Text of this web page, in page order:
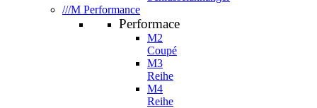
///M Performance
Performace
M2
Coupé
M3
Reihe
M4
Reihe